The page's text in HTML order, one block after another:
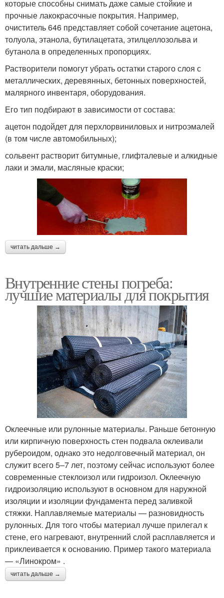
которые способны снимать даже самые стойкие и
прочные лакокрасочные покрытия. Например,
очиститель 646 представляет собой сочетание ацетона,
толуола, этанола, бутилацетата, этилцеллозольва и
бутанола в определенных пропорциях.
Растворители помогут убрать остатки старого слоя с
металлических, деревянных, бетонных поверхностей,
малярного инвентаря, оборудования.
Его тип подбирают в зависимости от состава:
ацетон подойдет для перхлорвиниловых и нитроэмалей
(в том числе автомобильных);
сольвент растворит битумные, глифталевые и алкидные
лаки и эмали, масляные краски;
читать дальше →
Внутренние стены погреба:
лучшие материалы для покрытия
Оклеечные или рулонные материалы. Раньше бетонную
или кирпичную поверхность стен подвала оклеивали
рубероидом, однако это недолговечный материал, он
служит всего 5–7 лет, поэтому сейчас используют более
современные стеклоизол или гидроизол. Оклеечную
гидроизоляцию используют в основном для наружной
изоляции и изоляции фундамента перед заливкой
стяжки. Наплавляемые материалы — разновидность
рулонных. Для того чтобы материал лучше прилегал к
стене, его нагревают, внутренний слой расплавляется и
приклеивается к основанию. Пример такого материала
— «Линокром» .
читать дальше →